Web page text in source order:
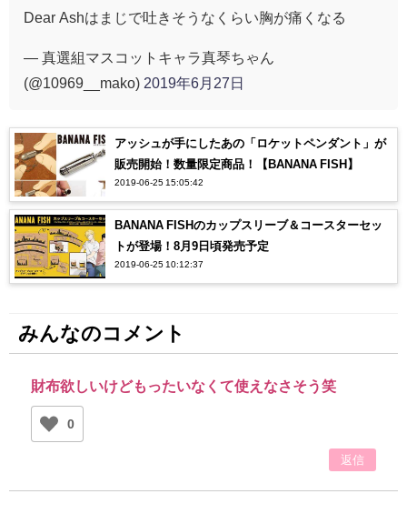
Dear Ashはまじで吐きそうなくらい胸が痛くなる
— 真選組マスコットキャラ真琴ちゃん
(@10969__mako) 2019年6月27日
アッシュが手にしたあの「ロケットペンダント」が
販売開始！数量限定商品！【BANANA FISH】
2019-06-25 15:05:42
BANANA FISHのカップスリーブ＆コースターセッ
トが登場！8月9日頃発売予定
2019-06-25 10:12:37
みんなのコメント
財布欲しいけどもったいなくて使えなさそう笑
0
返信